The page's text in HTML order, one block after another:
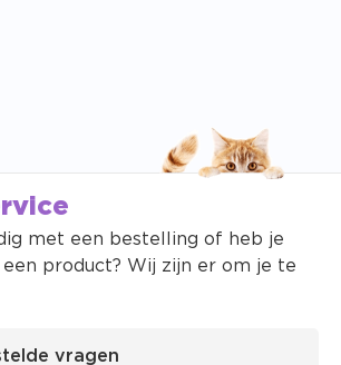
met een bestelling of heb je
product? Wij zijn er om je te
vragen